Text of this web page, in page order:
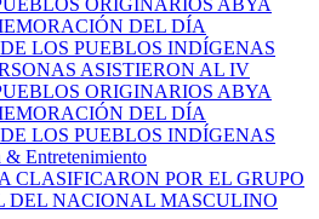
ASISTIERON AL IV
ORIGINARIOS ABYA
DEL DÍA
LOS PUEBLOS INDÍGENAS
& Entretenimiento